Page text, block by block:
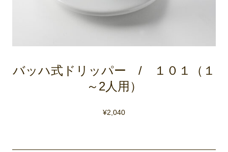
バッハ式ドリッパー / １０１（１
～2人用）
¥2,040